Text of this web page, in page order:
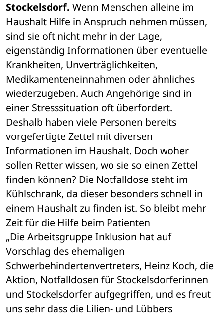
Stockelsdorf. Wenn Menschen alleine im
Haushalt Hilfe in Anspruch nehmen müssen,
sind sie oft nicht mehr in der Lage,
eigenständig Informationen über eventuelle
Krankheiten, Unverträglichkeiten,
Medikamenteneinnahmen oder ähnliches
wiederzugeben. Auch Angehörige sind in
einer Stresssituation oft überfordert.
Deshalb haben viele Personen bereits
vorgefertigte Zettel mit diversen
Informationen im Haushalt. Doch woher
sollen Retter wissen, wo sie so einen Zettel
finden können? Die Notfalldose steht im
Kühlschrank, da dieser besonders schnell in
einem Haushalt zu finden ist. So bleibt mehr
Zeit für die Hilfe beim Patienten
„Die Arbeitsgruppe Inklusion hat auf
Vorschlag des ehemaligen
Schwerbehindertenvertreters, Heinz Koch, die
Aktion, Notfalldosen für Stockelsdorferinnen
und Stockelsdorfer aufgegriffen, und es freut
uns sehr dass die Lilien- und Lübbers